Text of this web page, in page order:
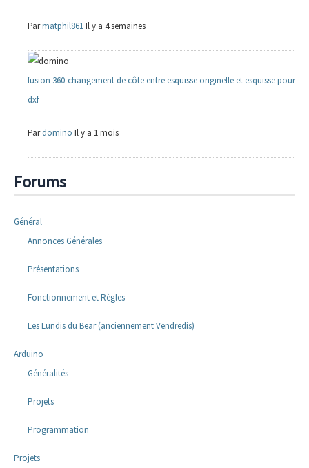
Parmatphil861Il y a 4 semaines
fusion 360-changement de côte entre esquisse originelle et esquisse pour
dxf
Pardomino Il y a 1 mois
Forums
Général
Annonces Générales
Présentations
Fonctionnement et Règles
Les Lundis du Bear (anciennement Vendredis)
Arduino
Généralités
Projets
Programmation
Projets